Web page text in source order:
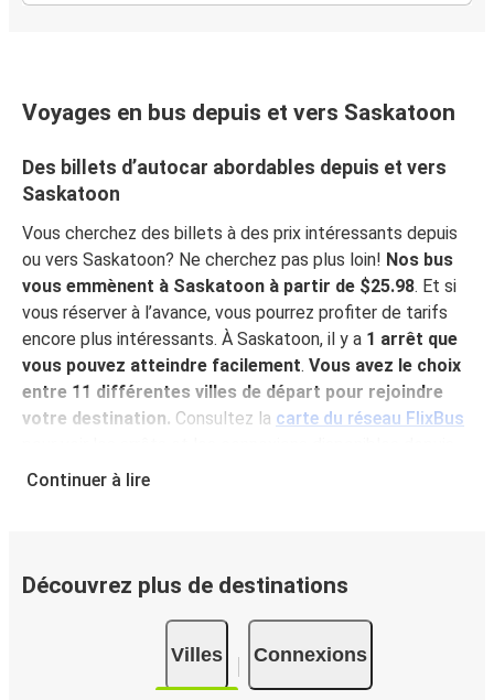
Voyages en bus depuis et vers Saskatoon
Des billets d’autocar abordables depuis et vers
Saskatoon
Vous cherchez des billets à des prix intéressants depuis
ou vers Saskatoon? Ne cherchez pas plus loin! Nos bus
vous emmènent à Saskatoon à partir de $25.98. Et si
vous réserver à l’avance, vous pourrez profiter de tarifs
encore plus intéressants. À Saskatoon, il y a 1 arrêt que
vous pouvez atteindre facilement. Vous avez le choix
entre 11 différentes villes de départ pour rejoindre
votre destination. Consultez la carte du réseau FlixBus
votre ville!
FlixBus représente le choix idéal en termes de prix
abordables et de confort pour vos déplacements vers ou
depuis Saskatoon. Profitez d'un voyage confortable vers
Saskatoon grâce aux équipements à bord, tels que le Wi-
Fi gratuit ou encore les nombreuses prises électriques à
Continuer à lire
Découvrez plus de destinations
Villes Connexions